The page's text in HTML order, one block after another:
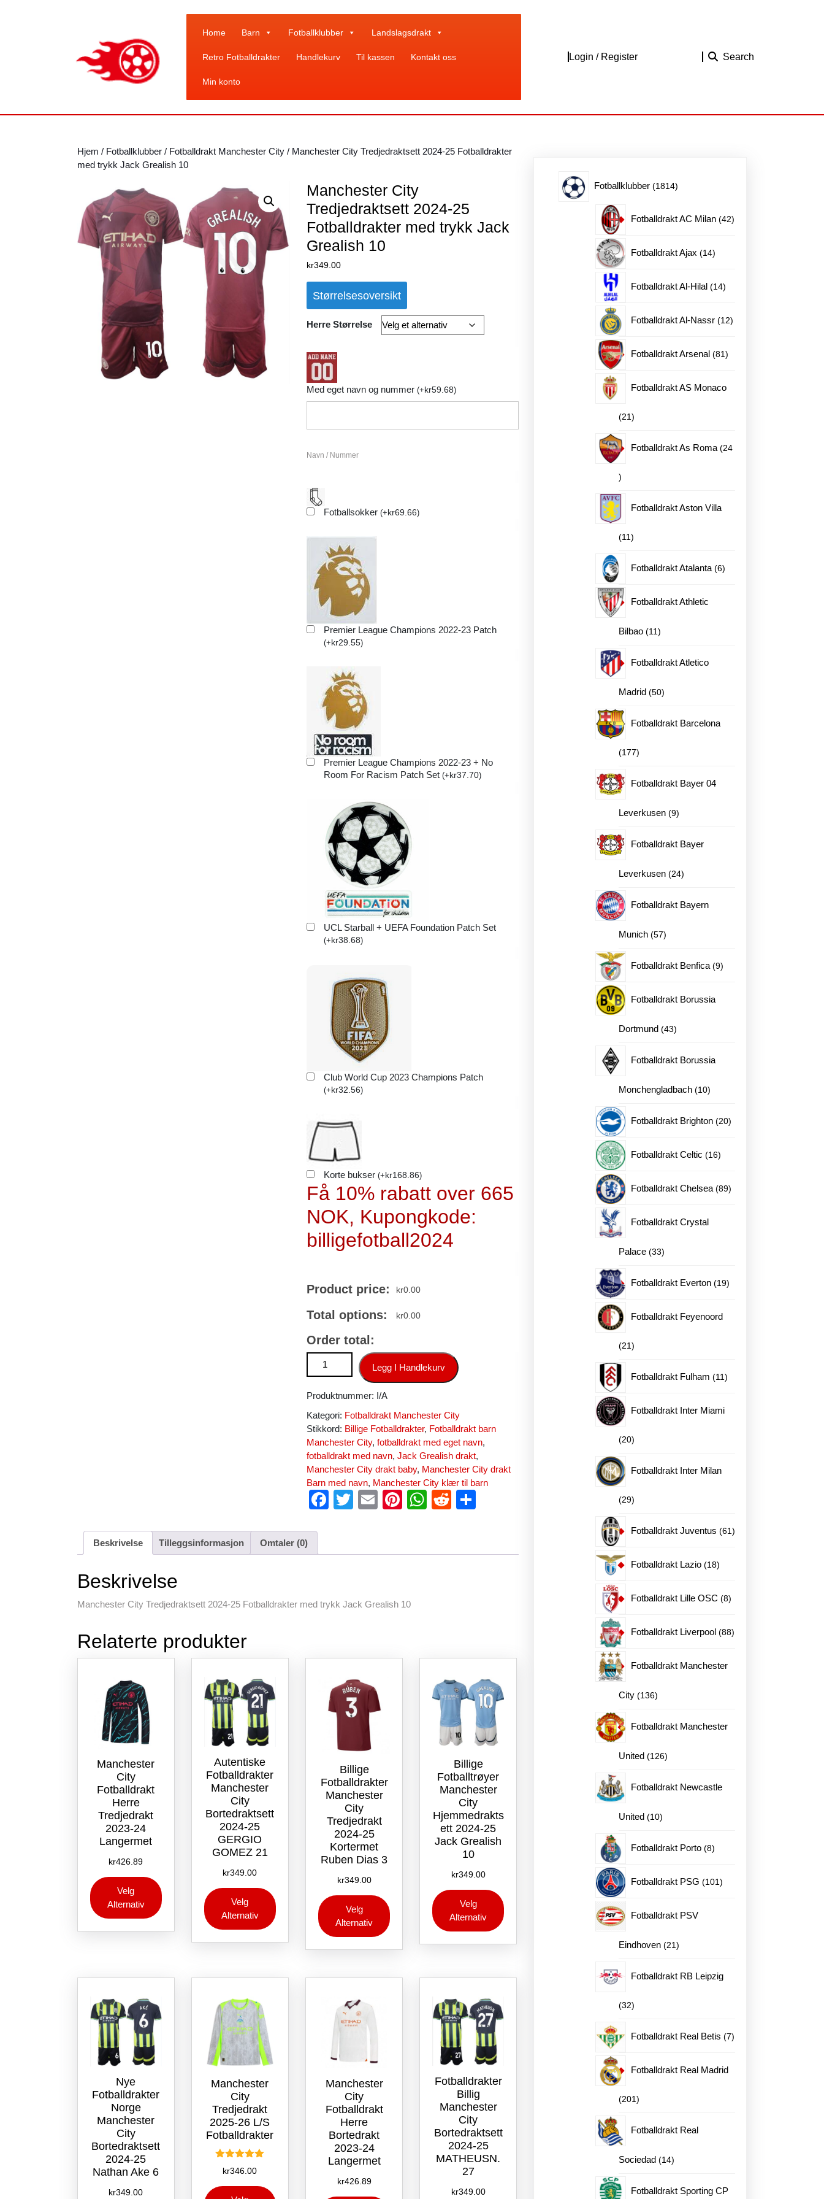
Home Barn Fotballklubber Landslagsdrakt
Retro Fotballdrakter Handlekurv Til kassen Kontakt oss
Min konto
Login / RegisterLogin
Search
Hjem / Fotballklubber / Fotballdrakt Manchester City / Manchester City Tredjedraktsett 2024-25 Fotballdrakter
med trykk Jack Grealish 10
Manchester City
Tredjedraktsett 2024-25
Fotballdrakter med trykk Jack
Grealish 10
kr349.00
Størrelsesoversikt
Herre Størrelse
Med eget navn og nummer(+kr59.68)
Navn / Nummer
Fotballsokker(+kr69.66)
Premier League Champions 2022-23 Patch
(+kr29.55)
Premier League Champions 2022-23 + No
Room For Racism Patch Set(+kr37.70)
UCL Starball + UEFA Foundation Patch Set
(+kr38.68)
Club World Cup 2023 Champions Patch
(+kr32.56)
Korte bukser(+kr168.86)
Få 10% rabatt over 665
NOK, Kupongkode:
billigefotball2024
Product price: kr0.00
Total options: kr0.00
Order total:
Manchester City Tredjedraktsett 2024-25 Fotballdrakter med trykk Jack Grealish 10 antall
Legg I Handlekurv
Produktnummer: I/A
Kategori: Fotballdrakt Manchester City
Stikkord: Billige Fotballdrakter, Fotballdrakt barn
Manchester City,fotballdrakt med eget navn,
fotballdrakt med navn,Jack Grealish drakt,
Manchester City drakt baby, Manchester City drakt
Barn med navn, Manchester City klær til barn
F
e
o
T
er
E
Pi
e
W
s
R
di e
Beskrivelse Tilleggsinformasjon Omtaler (0)
Beskrivelse
Manchester City Tredjedraktsett 2024-25 Fotballdrakter med trykk Jack Grealish 10
Relaterte produkter
Manchester
City
Fotballdrakt
Herre
Tredjedrakt
2023-24
Langermet
kr426.89
Velg
Alternativ
produktet
har
varianter.
Autentiske
Fotballdrakter
Manchester
City
Bortedraktsett
2024-25
GERGIO
GOMEZ 21
kr349.00
Velg
Alternativ
produktet
har
varianter.
Billige
Fotballdrakter
Manchester
City
Tredjedrakt
2024-25
Kortermet
Ruben Dias 3
kr349.00
Velg
Alternativ
produktet
har
varianter.
kan
produktsiden
Billige
Fotballtrøyer
Manchester
City
Hjemmedrakts
ett 2024-25
Jack Grealish
10
kr349.00
Velg
Alternativ
produktet
har
varianter.
Nye
Fotballdrakter
Norge
Manchester
City
Bortedraktsett
2024-25
Nathan Ake 6
kr349.00
Manchester
City
Tredjedrakt
2025-26 L/S
Fotballdrakter
Vurdert
5.00
av 5
kr346.00
Manchester
City
Fotballdrakt
Herre
Bortedrakt
2023-24
Langermet
kr426.89
Fotballdrakter
Billig
Manchester
City
Bortedraktsett
2024-25
MATHEUSN.
27
kr349.00
Fotballklubber 18141814
Fotballdrakt AC Milan 4242
Fotballdrakt Ajax 1414
Fotballdrakt Al-Hilal 1414
Fotballdrakt Al-Nassr 1212
Fotballdrakt Arsenal 8181
Fotballdrakt AS Monaco
2121
produkter
Fotballdrakt As Roma 24
24
produkter
Fotballdrakt Aston Villa
1111
produkter
Fotballdrakt Atalanta 66
Fotballdrakt Athletic
Bilbao 1111
Fotballdrakt Atletico
Madrid 5050
Fotballdrakt Barcelona
177177
produkter
Fotballdrakt Bayer 04
Leverkusen 99
Fotballdrakt Bayer
Leverkusen 2424
Fotballdrakt Bayern
Munich 5757
Fotballdrakt Benfica 99
Fotballdrakt Borussia
Dortmund 4343
Fotballdrakt Borussia
Monchengladbach 1010
Fotballdrakt Brighton 2020
Fotballdrakt Celtic 1616
Fotballdrakt Chelsea 8989
Fotballdrakt Crystal
Palace 3333
Fotballdrakt Everton 1919
Fotballdrakt Feyenoord
2121
produkter
Fotballdrakt Fulham 1111
Fotballdrakt Inter Miami
2020
produkter
Fotballdrakt Inter Milan
2929
produkter
Fotballdrakt Juventus 6161
Fotballdrakt Lazio 1818
Fotballdrakt Lille OSC 88
Fotballdrakt Liverpool 8888
Fotballdrakt Manchester
City 136136
Fotballdrakt Manchester
United 126126
Fotballdrakt Newcastle
United 1010
Fotballdrakt Porto 88
Fotballdrakt PSG 101101
Fotballdrakt PSV
Eindhoven 2121
Fotballdrakt RB Leipzig
3232
produkter
Fotballdrakt Real Betis 77
Fotballdrakt Real Madrid
201201
produkter
Fotballdrakt Real
Sociedad 1414
Fotballdrakt Sporting CP